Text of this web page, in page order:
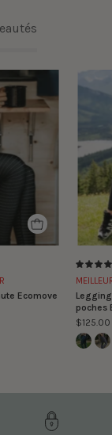
Eyelet
4.9
Ecomove
poches
$125.00